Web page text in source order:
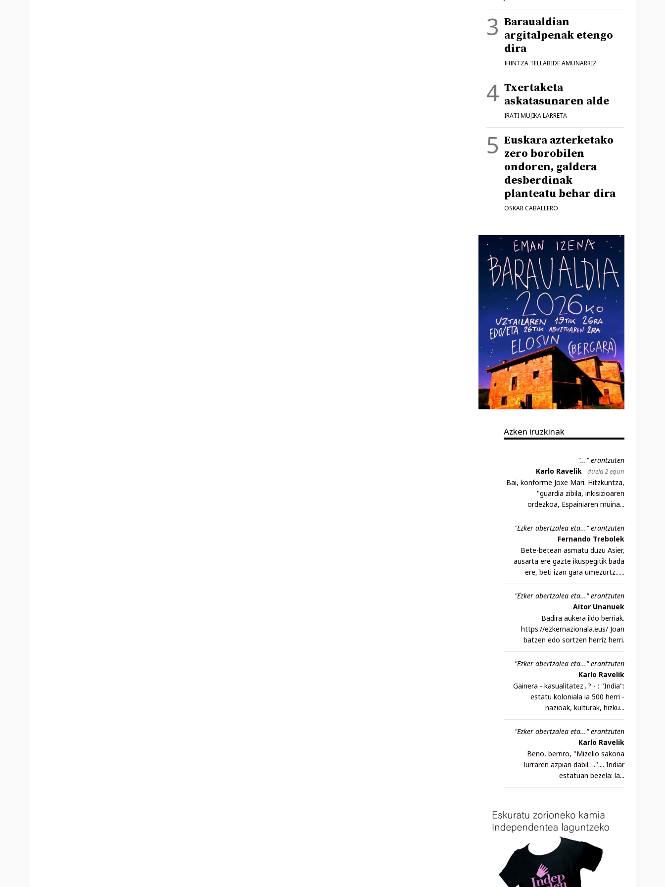
Baraualdian
argitalpenak etengo
dira
IHINTZA TELLABIDE AMUNARRIZ
Txertaketa
askatasunaren alde
IRATI MUJIKA LARRETA
Euskara azterketako
zero borobilen
ondoren, galdera
desberdinak
planteatu behar dira
OSKAR CABALLERO
Azken iruzkinak
"..." erantzuten
Karlo Ravelik
duela 2 egun
Bai, konforme Joxe Mari. Hitzkuntza,
"guardia zibila, inkisizioaren
ordezkoa, Espainiaren muina...
"Ezker abertzalea eta..." erantzuten
Fernando Trebolek
Bete-betean asmatu duzu Asier,
ausarta ere gazte ikuspegitik bada
ere, beti izan gara umezurtz......
"Ezker abertzalea eta..." erantzuten
Aitor Unanuek
Badira aukera ildo berriak.
https://ezkernazionala.eus/ Joan
batzen edo sortzen herriz herri.
"Ezker abertzalea eta..." erantzuten
Karlo Ravelik
Gainera - kasualitatez...? - : "India":
estatu koloniala ia 500 herri -
nazioak, kulturak, hizku...
"Ezker abertzalea eta..." erantzuten
Karlo Ravelik
Beno, berriro, "Mizelio sakona
lurraren azpian dabil….".... Indiar
estatuan bezela: la...